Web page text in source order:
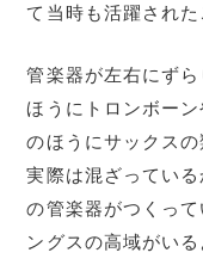
て当時も活躍された
管楽器が左右にず
ほうにトロンボー
のほうにサックス
実際は混ざってい
の管楽器がつくっ
ングスの高域がいる